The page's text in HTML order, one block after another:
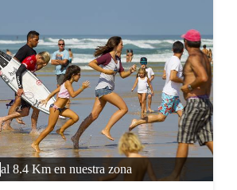
al 8.4 Km en nuestra zona